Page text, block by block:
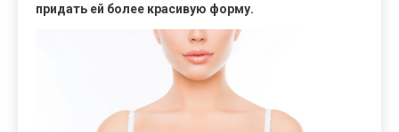
придать ей более красивую форму.